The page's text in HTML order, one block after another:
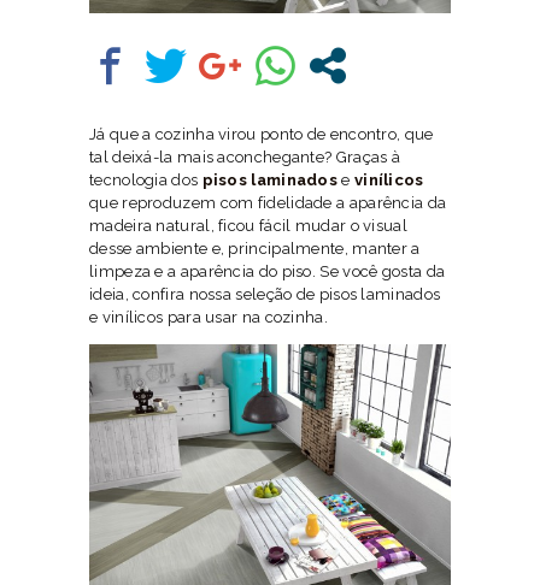
Já que a cozinha virou ponto de encontro, que
tal deixá-la mais aconchegante? Graças à
tecnologia dos pisos laminados e vinílicos
que reproduzem com fidelidade a aparência da
madeira natural, ficou fácil mudar o visual
desse ambiente e, principalmente, manter a
limpeza e a aparência do piso. Se você gosta da
ideia, confira nossa seleção de pisos laminados
e vinílicos para usar na cozinha.